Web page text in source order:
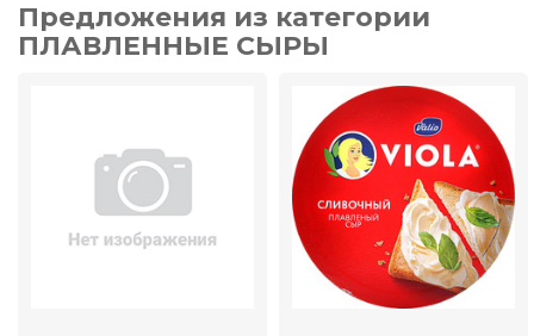
Предложения из категории
ПЛАВЛЕННЫЕ СЫРЫ